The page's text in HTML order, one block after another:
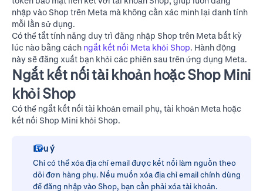
nhập vào Shop trên Meta mà không cần xác minh lại danh tính
mỗi lần sử dụng.
Có thể tắt tính năng duy trì đăng nhập Shop trên Meta bất kỳ
lúc nào bằng cách ngắt kết nối Meta khỏi Shop. Hành động
này sẽ đăng xuất bạn khỏi các phiên sau trên ứng dụng Meta.
Ngắt kết nối tài khoản hoặc Shop Mini
khỏi Shop
Có thể ngắt kết nối tài khoản email phụ, tài khoản Meta hoặc
kết nối Shop Mini khỏi Shop.
Lưu ý
Chỉ có thể xóa địa chỉ email được kết nối làm nguồn theo
dõi đơn hàng phụ. Nếu muốn xóa địa chỉ email chính dùng
để đăng nhập vào Shop, bạn cần phải xóa tài khoản.